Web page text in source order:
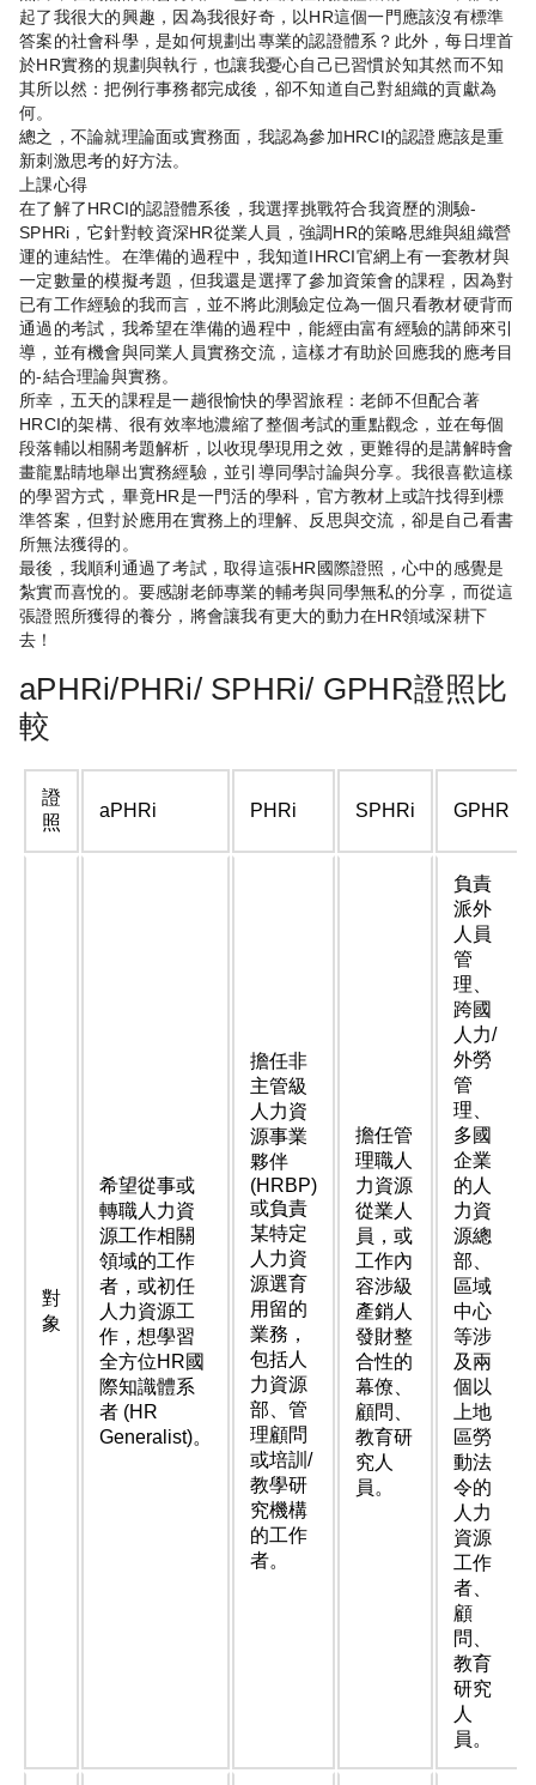
起了我很大的興趣，因為我很好奇，以HR這個一門應該沒有標準
答案的社會科學，是如何規劃出專業的認證體系？此外，每日埋首
於HR實務的規劃與執行，也讓我憂心自己已習慣於知其然而不知
其所以然：把例行事務都完成後，卻不知道自己對組織的貢獻為
何。
總之，不論就理論面或實務面，我認為參加HRCI的認證應該是重
新刺激思考的好方法。
上課心得
在了解了HRCI的認證體系後，我選擇挑戰符合我資歷的測驗-
SPHRi，它針對較資深HR從業人員，強調HR的策略思維與組織營
運的連結性。在準備的過程中，我知道I​HRCI官網上有一套教材與
一定數量的模擬考題，但我還是選擇了參加資策會的課程，因為對
已有工作經驗的我而言，並不將此測驗定位為一個只看教材硬背而
通過的考試，我希望在準備的過程中，能經由富有經驗的講師來引
導，並有機會與同業人員實務交流，這樣才有助於回應我的應考目
的-結合理論與實務。
所幸，五天的課程是一趟很愉快的學習旅程：老師不但配合著
HRCI的架構、很有效率地濃縮了整個考試的重點觀念，並在每個
段落輔以相關考題解析，以收現學現用之效，更難得的是講解時會
畫龍點睛地舉出實務經驗，並引導同學討論與分享。我很喜歡這樣
的學習方式，畢竟HR是一門活的學科，官方教材上或許找得到標
準答案，但對於應用在實務上的理解、反思與交流，卻是自己看書
所無法獲得的。
最後，我順利通過了考試，取得這張HR國際證照，心中的感覺是
紮實而喜悅的。要感謝老師專業的輔考與同學無私的分享，而從這
張證照所獲得的養分，將會讓我有更大的動力在HR領域深耕下
去！
aPHRi/PHRi/ SPHRi/ GPHR證照比
較
證
照
aPHRi PHRi SPHRi GPHR
對
象
希望從事或
轉職人力資
源工作相關
領域的工作
者，或初任
人力資源工
作，想學習
全方位HR國
際知識體系
者 (HR
Generalist)。
擔任非
主管級
人力資
源事業
夥伴
(HRBP)
或負責
某特定
人力資
源選育
用留的
業務，
包括人
力資源
部、管
理顧問
或培訓/
教學研
究機構
的工作
者。
擔任管
理職人
力資源
從業人
員，或
工作內
容涉級
產銷人
發財整
合性的
幕僚、
顧問、
教育研
究人
員。
負責
派外
人員
管
理、
跨國
人力/
外勞
管
理、
多國
企業
的人
力資
源總
部、
區域
中心
等涉
及兩
個以
上地
區勞
動法
令的
人力
資源
工作
者、
顧
問、
教育
研究
人
員。